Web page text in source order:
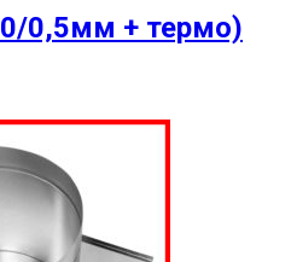
0,5мм + термо)